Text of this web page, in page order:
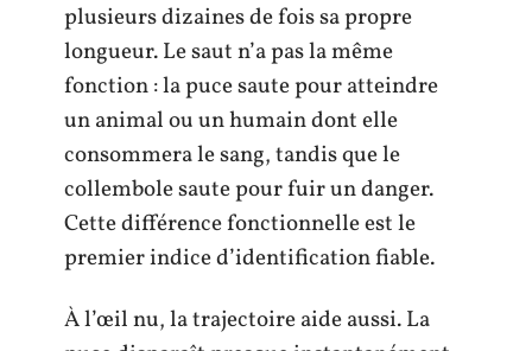
plusieurs dizaines de fois sa propre
longueur. Le saut n’a pas la même
fonction : la puce saute pour atteindre
un animal ou un humain dont elle
consommera le sang, tandis que le
collembole saute pour fuir un danger.
Cette différence fonctionnelle est le
premier indice d’identification fiable.
À l’œil nu, la trajectoire aide aussi. La